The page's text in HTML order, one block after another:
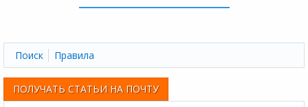
Поиск Правила
ПОЛУЧАТЬ СТАТЬИ НА ПОЧТУ